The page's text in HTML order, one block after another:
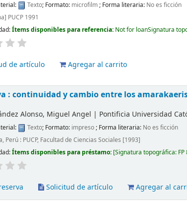
Texto; Formato: microfilm; Forma literaria: No es ficción
PUCP 1991
Ítems disponibles para referencia: Not for loanSignatura
de artículo Agregar al carrito
: continuidad y cambio entre los amarakaeris
Alonso, Miguel Angel | Pontificia Universidad
Texto; Formato: impreso; Forma literaria: No es ficción
Perú : PUCP, Facultad de Ciencias Sociales [1993]
Ítems disponibles para préstamo: Signatura topográfica:
Solicitud de artículo Agregar al